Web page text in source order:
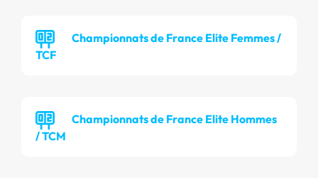
Championnats de France Elite Femmes /
TCF
Championnats de France Elite Hommes
/ TCM